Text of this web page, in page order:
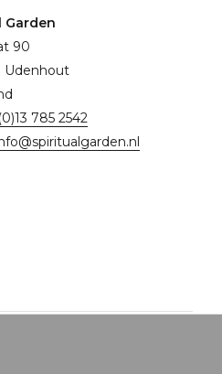
Garden
90
Udenhout
785 2542